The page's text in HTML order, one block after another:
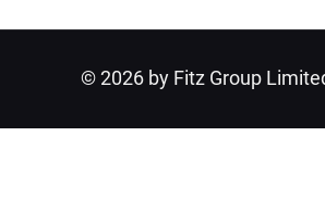
© 2026 by Fitz Group